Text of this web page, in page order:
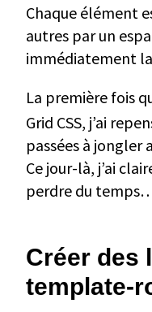
Chaque élément
autres par un
immédiatement
La première fois
Grid CSS, j’ai
passées à jongler
Ce jour-là, j’ai
perdre du
Créer des
template-